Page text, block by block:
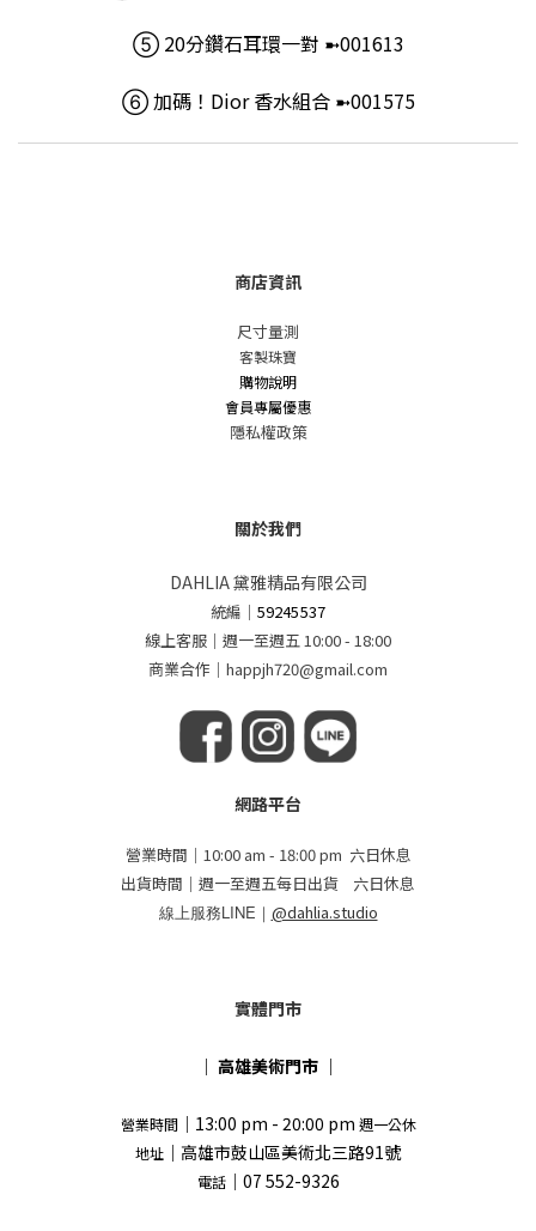
➄ 20分鑽石耳環一對 ➼001613
➅ 加碼！Dior 香水組合 ➼001575
商店資訊
尺寸量測
客製珠寶
購物說明
會員專屬優惠
隱私權政策
關於我們
DAHLIA 黛雅精品有限公司
統編 ｜59245537
線上客服｜週一至週五 10:00 - 18:00
商業合作｜happjh720@gmail.com
網路平台
營業時間｜10:00 am - 18:00 pm 六日休息
出貨時間｜週一至週五每日出貨 六日休息
線上服務LINE｜ @dahlia.studio
實體門市
｜ 高雄美術門市 ｜
營業時間｜13:00 pm - 20:00 pm 週一公休
地址 ｜高雄市鼓山區美術北三路91號
電話｜07 552-9326